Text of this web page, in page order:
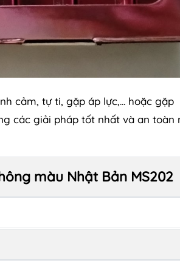
cảm, tự ti, gặp áp lực,... hoặc gặp
các giải pháp tốt nhất và an toàn
màu Nhật Bản MS202